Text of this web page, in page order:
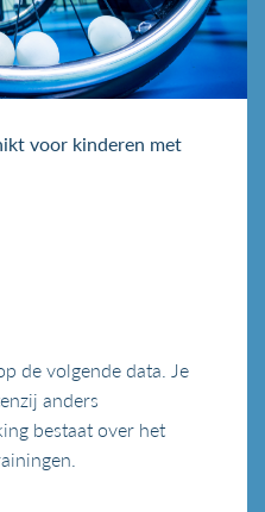
voor kinderen met
de volgende data. Je
anders
bestaat over het